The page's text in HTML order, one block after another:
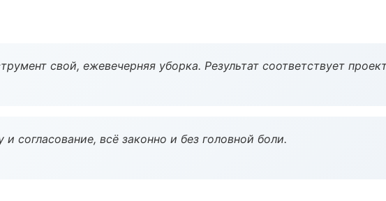
свой, ежевечерняя уборка. Результат соответствует
согласование, всё законно и без головной боли.